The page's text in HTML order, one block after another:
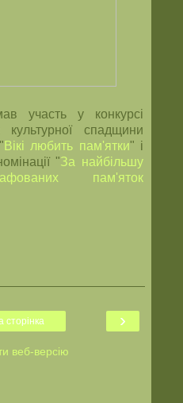
участь у конкурсі
спадщини
Вікі любить пам'ятки" і
"За найбільшу
пам'яток
›
сторінка
веб-версію